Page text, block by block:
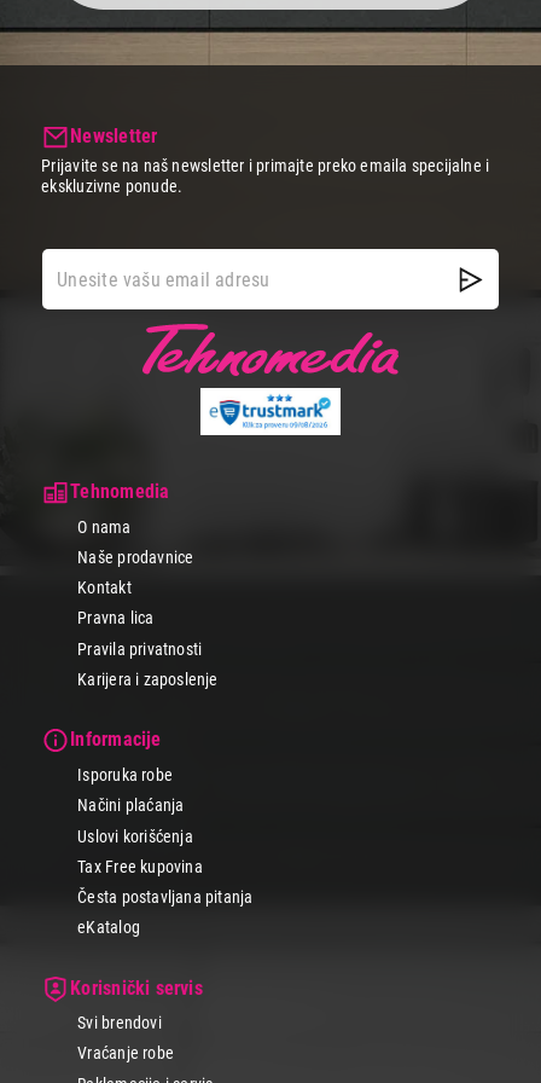
Tehnomedia
O nama
Naše prodavnice
Kontakt
Pravna lica
Pravila privatnosti
Karijera i zaposlenje
Informacije
Isporuka robe
Načini plaćanja
Uslovi korišćenja
Tax Free kupovina
Česta postavljana pitanja
eKatalog
Korisnički servis
Svi brendovi
Vraćanje robe
Newsletter
Prijavite se na naš newsletter i primajte preko emaila specijalne i
ekskluzivne ponude.